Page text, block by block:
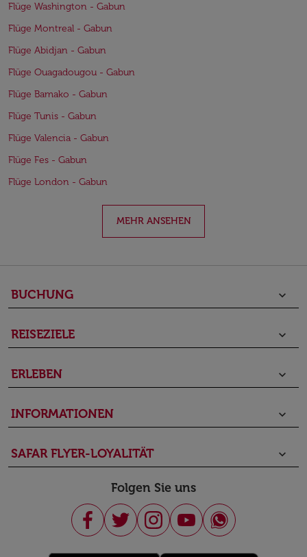
Flüge Washington - Gabun
Flüge Montreal - Gabun
Flüge Abidjan - Gabun
Flüge Ouagadougou - Gabun
Flüge Bamako - Gabun
Flüge Tunis - Gabun
Flüge Valencia - Gabun
Flüge Fes - Gabun
Flüge London - Gabun
MEHR ANSEHEN
BUCHUNG keyboard_arrow_down
REISEZIELE keyboard_arrow_down
ERLEBEN keyboard_arrow_down
INFORMATIONEN keyboard_arrow_down
SAFAR FLYER-LOYALITÄT keyboard_arrow_down
Folgen Sie uns